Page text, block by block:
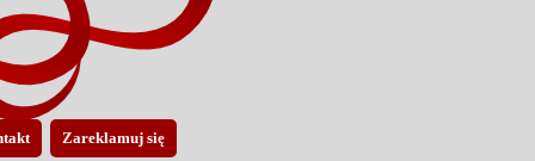
Zareklamuj się